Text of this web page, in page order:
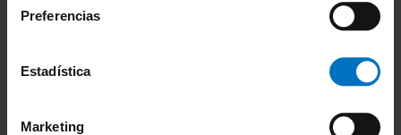
Preferencias
Estadística
Marketing